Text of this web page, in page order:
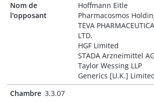
Nom de
l'opposant
Hoffmann Eitle
Pharmacosmos
TEVA
LTD.
HGF Limited
STADA Arzneimittel
Taylor Wessing LLP
Generics [U.K.]
Chambre 3.3.07